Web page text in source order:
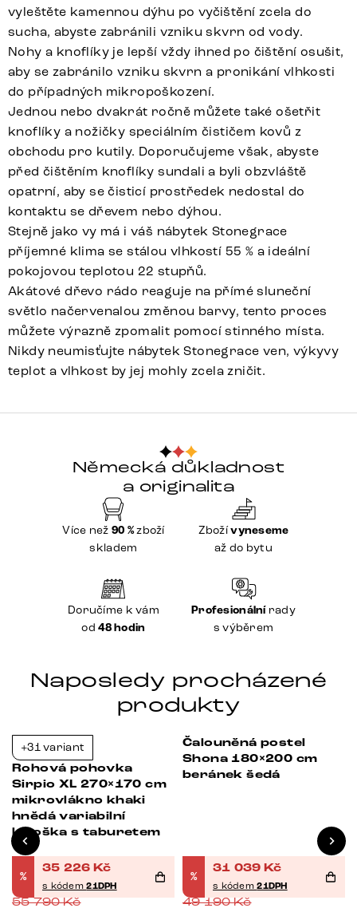
vyleštěte kamennou dýhu po vyčištění zcela do
sucha, abyste zabránili vzniku skvrn od vody.
Nohy a knoflíky je lepší vždy ihned po čištění osušit,
aby se zabránilo vzniku skvrn a pronikání vlhkosti
do případných mikropoškození.
Jednou nebo dvakrát ročně můžete také ošetřit
knoflíky a nožičky speciálním čističem kovů z
obchodu pro kutily. Doporučujeme však, abyste
před čištěním knoflíky sundali a byli obzvláště
opatrní, aby se čisticí prostředek nedostal do
kontaktu se dřevem nebo dýhou.
Stejně jako vy má i váš nábytek Stonegrace
příjemné klima se stálou vlhkostí 55 % a ideální
pokojovou teplotou 22 stupňů.
Akátové dřevo rádo reaguje na přímé sluneční
světlo načervenalou změnou barvy, tento proces
můžete výrazně zpomalit pomocí stinného místa.
Nikdy neumisťujte nábytek Stonegrace ven, výkyvy
teplot a vlhkost by jej mohly zcela zničit.
Německá důkladnost
a originalita
Více než 90 %zboží
skladem
Zbožívyneseme
až do bytu
Doručíme k vám
od48 hodin
Profesionálnírady
s výběrem
Naposledy procházené
produkty
Bestseller
+31 variant
Rohová pohovka
Sirpio XL 270×170 cm
mikrovlákno khaki
hnědá variabilní
lenoška s taburetem
%
35 226 Kč
s kódem21DPH
55 790Kč
Bestseller
Čalouněná postel
Shona 180×200 cm
beránek šedá
%
31 039 Kč
s kódem21DPH
49 190Kč